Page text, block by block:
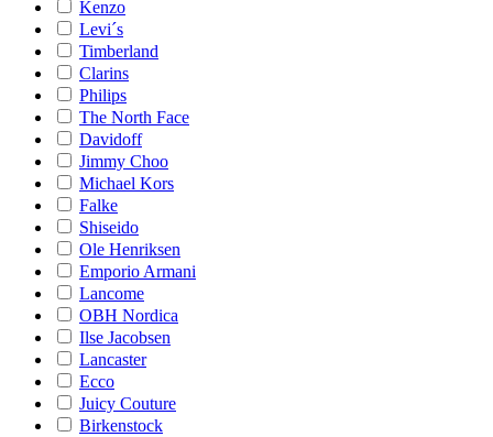
Kenzo
Levi´s
Timberland
Clarins
Philips
The North Face
Davidoff
Jimmy Choo
Michael Kors
Falke
Shiseido
Ole Henriksen
Emporio Armani
Lancome
OBH Nordica
Ilse Jacobsen
Lancaster
Ecco
Juicy Couture
Birkenstock